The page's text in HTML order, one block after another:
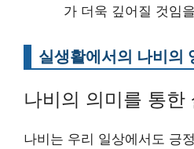
가 더욱 깊어질 것임
실생활에서의 나비의
나비의 의미를 통한
나비는 우리 일상에서도 긍